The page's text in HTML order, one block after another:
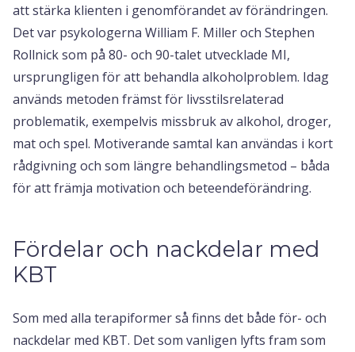
att stärka klienten i genomförandet av förändringen.
Det var psykologerna William F. Miller och Stephen
Rollnick som på 80- och 90-talet utvecklade MI,
ursprungligen för att behandla alkoholproblem. Idag
används metoden främst för livsstilsrelaterad
problematik, exempelvis missbruk av alkohol, droger,
mat och spel. Motiverande samtal kan användas i kort
rådgivning och som längre behandlingsmetod – båda
för att främja motivation och beteendeförändring.
Fördelar och nackdelar med
KBT
Som med alla terapiformer så finns det både för- och
nackdelar med KBT. Det som vanligen lyfts fram som